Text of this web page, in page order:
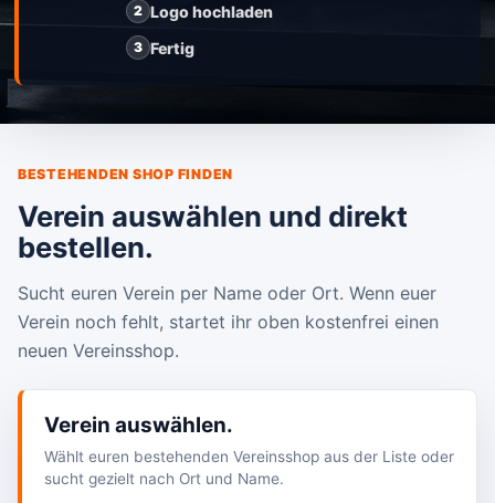
2 Logo hochladen
3 Fertig
BESTEHENDEN SHOP FINDEN
Verein auswählen und direkt
bestellen.
Sucht euren Verein per Name oder Ort. Wenn euer
Verein noch fehlt, startet ihr oben kostenfrei einen
neuen Vereinsshop.
Verein auswählen.
Wählt euren bestehenden Vereinsshop aus der Liste oder
sucht gezielt nach Ort und Name.